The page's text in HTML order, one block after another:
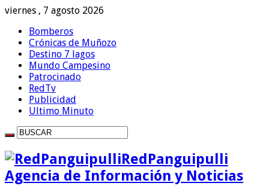
viernes , 7 agosto 2026
Bomberos
Crónicas de Muñozo
Destino 7 lagos
Mundo Campesino
Patrocinado
RedTv
Publicidad
Ultimo Minuto
RedPanguipulli
Agencia de Información y Noticias